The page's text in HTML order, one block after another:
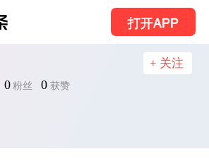
打开APP
0 粉丝 0 获赞
+ 关注